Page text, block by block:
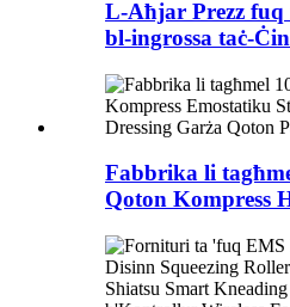
L-Aħjar Prezz fuq
bl-ingrossa taċ-
Fabbrika li
Qoton Kompress